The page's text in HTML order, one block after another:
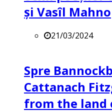
și Vasîl Mahno
21/03/2024
Spre
Cattanach
from the land